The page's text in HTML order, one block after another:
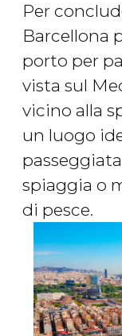
Per
Barcellona
porto per
vista sul
vicino alla
un luogo
spiaggia o
di pesce.